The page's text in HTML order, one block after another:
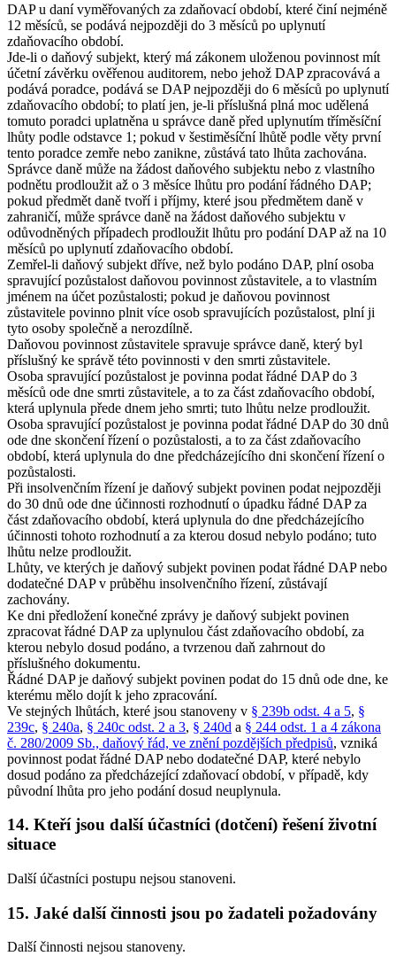
DAP u daní vyměřovaných za zdaňovací období, které činí nejméně
12 měsíců, se podává nejpozději do 3 měsíců po uplynutí
zdaňovacího období.
Jde-li o daňový subjekt, který má zákonem uloženou povinnost mít
účetní závěrku ověřenou auditorem, nebo jehož DAP zpracovává a
podává poradce, podává se DAP nejpozději do 6 měsíců po uplynutí
zdaňovacího období; to platí jen, je-li příslušná plná moc udělená
tomuto poradci uplatněna u správce daně před uplynutím tříměsíční
lhůty podle odstavce 1; pokud v šestiměsíční lhůtě podle věty první
tento poradce zemře nebo zanikne, zůstává tato lhůta zachována.
Správce daně může na žádost daňového subjektu nebo z vlastního
podnětu prodloužit až o 3 měsíce lhůtu pro podání řádného DAP;
pokud předmět daně tvoří i příjmy, které jsou předmětem daně v
zahraničí, může správce daně na žádost daňového subjektu v
odůvodněných případech prodloužit lhůtu pro podání DAP až na 10
měsíců po uplynutí zdaňovacího období.
Zemřel-li daňový subjekt dříve, než bylo podáno DAP, plní osoba
spravující pozůstalost daňovou povinnost zůstavitele, a to vlastním
jménem na účet pozůstalosti; pokud je daňovou povinnost
zůstavitele povinno plnit více osob spravujících pozůstalost, plní ji
tyto osoby společně a nerozdílně.
Daňovou povinnost zůstavitele spravuje správce daně, který byl
příslušný ke správě této povinnosti v den smrti zůstavitele.
Osoba spravující pozůstalost je povinna podat řádné DAP do 3
měsíců ode dne smrti zůstavitele, a to za část zdaňovacího období,
která uplynula přede dnem jeho smrti; tuto lhůtu nelze prodloužit.
Osoba spravující pozůstalost je povinna podat řádné DAP do 30 dnů
ode dne skončení řízení o pozůstalosti, a to za část zdaňovacího
období, která uplynula do dne předcházejícího dni skončení řízení o
pozůstalosti.
Při insolvenčním řízení je daňový subjekt povinen podat nejpozději
do 30 dnů ode dne účinnosti rozhodnutí o úpadku řádné DAP za
část zdaňovacího období, která uplynula do dne předcházejícího
účinnosti tohoto rozhodnutí a za kterou dosud nebylo podáno; tuto
lhůtu nelze prodloužit.
Lhůty, ve kterých je daňový subjekt povinen podat řádné DAP nebo
dodatečné DAP v průběhu insolvenčního řízení, zůstávají
zachovány.
Ke dni předložení konečné zprávy je daňový subjekt povinen
zpracovat řádné DAP za uplynulou část zdaňovacího období, za
kterou nebylo dosud podáno, a tvrzenou daň zahrnout do
příslušného dokumentu.
Řádné DAP je daňový subjekt povinen podat do 15 dnů ode dne, ke
kterému mělo dojít k jeho zpracování.
Ve stejných lhůtách, které jsou stanoveny v § 239b odst. 4 a 5, §
239c, § 240a, § 240c odst. 2 a 3, § 240d a § 244 odst. 1 a 4 zákona
č. 280/2009 Sb., daňový řád, ve znění pozdějších předpisů, vzniká
povinnost podat řádné DAP nebo dodatečné DAP, které nebylo
dosud podáno za předcházející zdaňovací období, v případě, kdy
původní lhůta pro jeho podání dosud neuplynula.
14. Kteří jsou další účastníci (dotčení) řešení životní
situace
Další účastníci postupu nejsou stanoveni.
15. Jaké další činnosti jsou po žadateli požadovány
Další činnosti nejsou stanoveny.